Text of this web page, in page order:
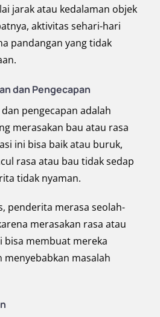
jarak atau kedalaman objek
aktivitas sehari-hari
pandangan yang tidak
dan Pengecapan
pengecapan adalah
merasakan bau atau rasa
ini bisa baik atau buruk,
rasa atau bau tidak sedap
tidak nyaman.
penderita merasa seolah-
merasakan rasa atau
membuat mereka
menyebabkan masalah